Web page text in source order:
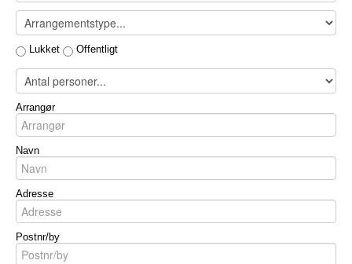
Lukket Offentligt
Arrangør
Navn
Adresse
Postnr/by